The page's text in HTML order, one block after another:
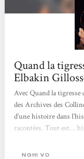
Quand la
Elbakin
Avec Quand la tigresse
des Archives des
d’une histoire dans
racontées. Tout est…
pu avoir de quoi nous
NGHI VO